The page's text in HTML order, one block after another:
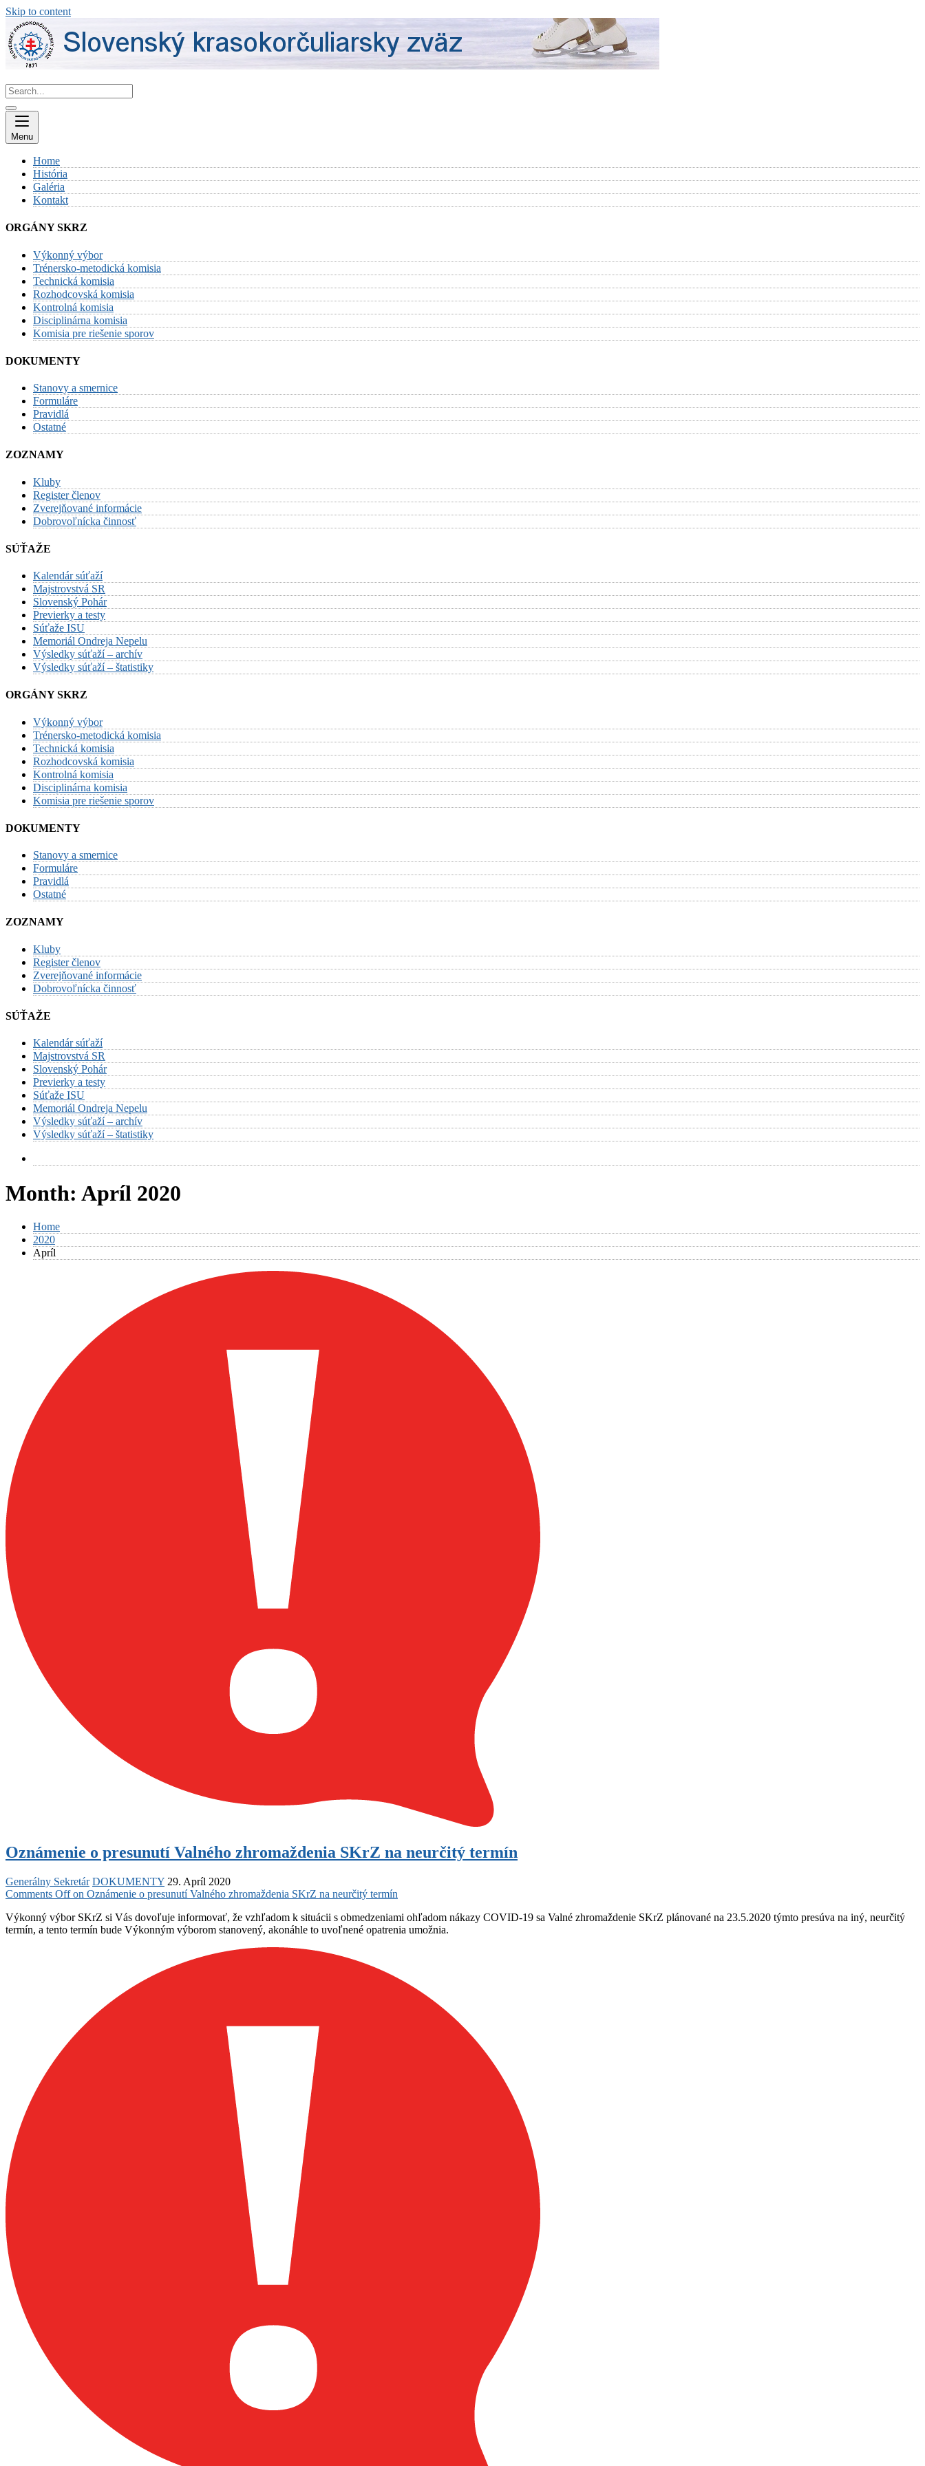
Skip to content
Menu
Home
História
Galéria
Kontakt
ORGÁNY SKRZ
Výkonný výbor
Trénersko-metodická komisia
Technická komisia
Rozhodcovská komisia
Kontrolná komisia
Disciplinárna komisia
Komisia pre riešenie sporov
DOKUMENTY
Stanovy a smernice
Formuláre
Pravidlá
Ostatné
ZOZNAMY
Kluby
Register členov
Zverejňované informácie
Dobrovoľnícka činnosť
SÚŤAŽE
Kalendár súťaží
Majstrovstvá SR
Slovenský Pohár
Previerky a testy
Súťaže ISU
Memoriál Ondreja Nepelu
Výsledky súťaží – archív
Výsledky súťaží – štatistiky
ORGÁNY SKRZ
Výkonný výbor
Trénersko-metodická komisia
Technická komisia
Rozhodcovská komisia
Kontrolná komisia
Disciplinárna komisia
Komisia pre riešenie sporov
DOKUMENTY
Stanovy a smernice
Formuláre
Pravidlá
Ostatné
ZOZNAMY
Kluby
Register členov
Zverejňované informácie
Dobrovoľnícka činnosť
SÚŤAŽE
Kalendár súťaží
Majstrovstvá SR
Slovenský Pohár
Previerky a testy
Súťaže ISU
Memoriál Ondreja Nepelu
Výsledky súťaží – archív
Výsledky súťaží – štatistiky
Month: Apríl 2020
Home
2020
Apríl
Oznámenie o presunutí Valného zhromaždenia SKrZ na neurčitý termín
Generálny Sekretár DOKUMENTY 29. Apríl 2020
Comments Offon Oznámenie o presunutí Valného zhromaždenia SKrZ na neurčitý termín
Výkonný výbor SKrZ si Vás dovoľuje informovať, že vzhľadom k situácii s obmedzeniami ohľadom nákazy COVID-19 sa Valné zhromaždenie SKrZ plánované na 23.5.2020 týmto presúva na iný, neurčitý
termín, a tento termín bude Výkonným výborom stanovený, akonáhle to uvoľnené opatrenia umožnia.